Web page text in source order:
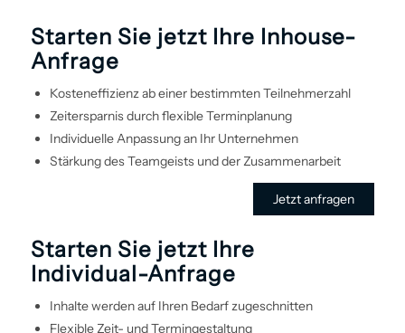
Starten Sie jetzt Ihre Inhouse-
Anfrage
Kosteneffizienz ab einer bestimmten Teilnehmerzahl
Zeitersparnis durch flexible Terminplanung
Individuelle Anpassung an Ihr Unternehmen
Stärkung des Teamgeists und der Zusammenarbeit
Jetzt anfragen
Starten Sie jetzt Ihre
Individual-Anfrage
Inhalte werden auf Ihren Bedarf zugeschnitten
Flexible Zeit- und Termin­gestaltung